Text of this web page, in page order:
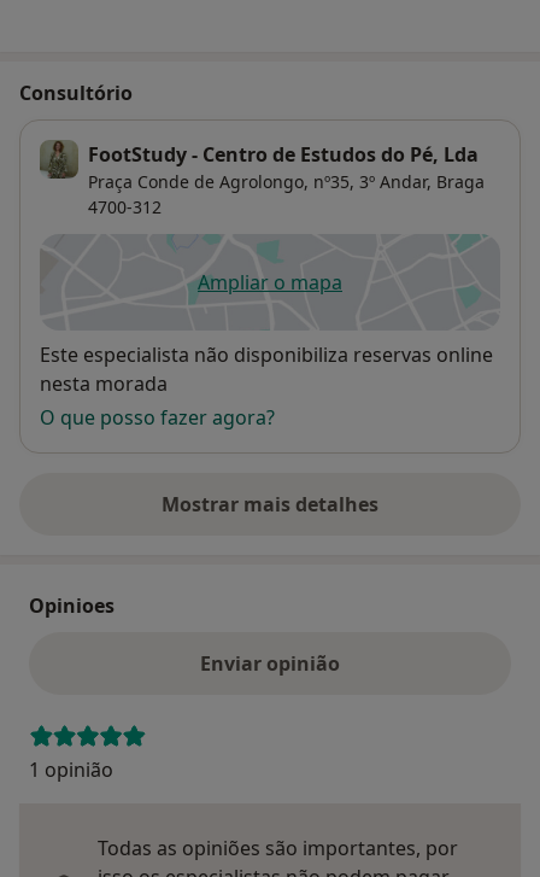
Consultório
FootStudy - Centro de Estudos do Pé, Lda
Praça Conde de Agrolongo, nº35, 3º Andar, Braga
4700-312
Ampliar o mapaabre num novo separador
Disponibilidade
Este especialista não disponibiliza reservas online
nesta morada
O que posso fazer agora?
Mostrar mais detalhes
sobre o endereço
Opinioes
Enviar opinião
1 opinião
Todas as opiniões são importantes, por